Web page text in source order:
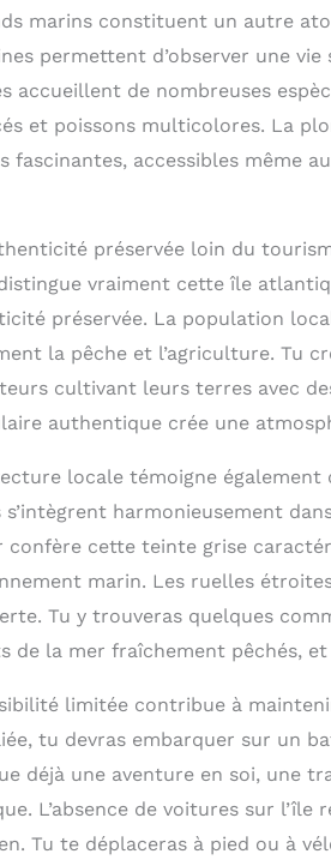
marins constituent un autre
permettent d’observer une
accueillent de nombreuses
et poissons multicolores. La
fascinantes, accessibles même
préservée loin du
vraiment cette île
préservée. La population
la pêche et l’agriculture. Tu
cultivant leurs terres avec
authentique crée une
locale témoigne
s’intègrent harmonieusement
confère cette teinte grise
marin. Les ruelles
Tu y trouveras quelques
de la mer fraîchement pêchés,
limitée contribue à
tu devras embarquer sur un
déjà une aventure en soi, une
L’absence de voitures sur
Tu te déplaceras à pied ou à